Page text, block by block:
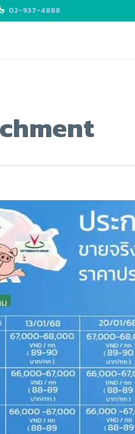
02-937-4888